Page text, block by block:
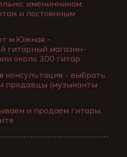
именинникам,
и постоянным
м.Южная -
гитарный магазин-
около 300 гитар.
консультация - выбрать
продавцы (музыканты
и продаем гитары.